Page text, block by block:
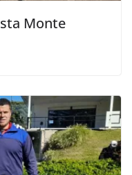
Monte